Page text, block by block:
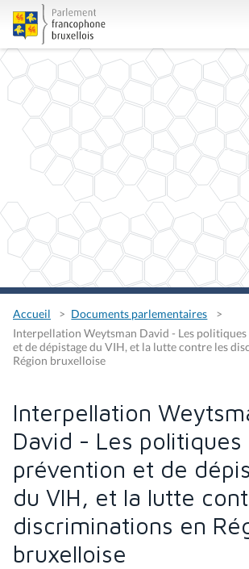
Accueil
Documents parlementaires
Interpellation Weytsman David - Les
et de dépistage du VIH, et la lutte contre les
Région bruxelloise
Interpellation
David - Les politiques
prévention et de
du VIH, et la lutte
discriminations en
bruxelloise